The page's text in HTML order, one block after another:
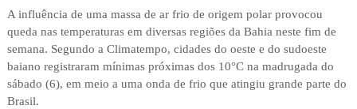
A influência de uma massa de ar frio de origem polar provocou
queda nas temperaturas em diversas regiões da Bahia neste fim de
semana. Segundo a Climatempo, cidades do oeste e do sudoeste
baiano registraram mínimas próximas dos 10°C na madrugada do
sábado (6), em meio a uma onda de frio que atingiu grande parte do
Brasil.